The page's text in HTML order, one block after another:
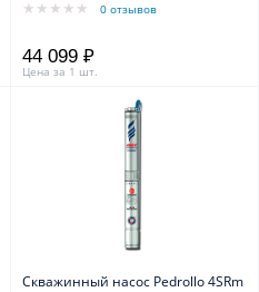
0 отзывов
44 099 ₽
Цена за 1 шт.
Скважинный насос Pedrollo 4SRm